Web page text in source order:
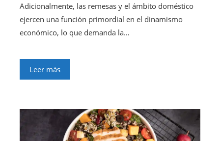
Adicionalmente, las remesas y el ámbito doméstico
ejercen una función primordial en el dinamismo
económico, lo que demanda la…
Leer más